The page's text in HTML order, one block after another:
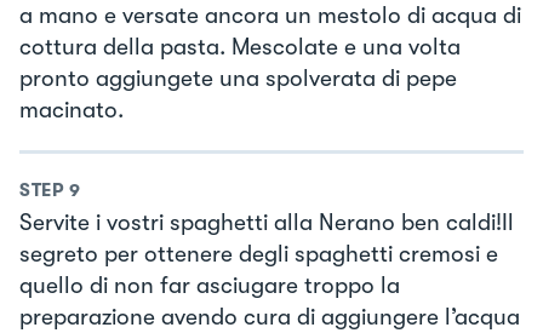
a mano e versate ancora un mestolo di acqua di
cottura della pasta. Mescolate e una volta
pronto aggiungete una spolverata di pepe
macinato.
STEP 9
Servite i vostri spaghetti alla Nerano ben caldi!Il
segreto per ottenere degli spaghetti cremosi e
quello di non far asciugare troppo la
preparazione avendo cura di aggiungere l’acqua